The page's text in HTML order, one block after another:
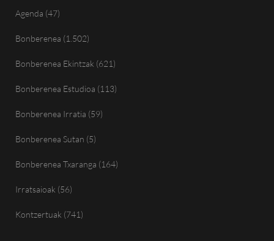
Agenda (47)
Bonberenea (1.502)
Bonberenea Ekintzak (621)
Bonberenea Estudioa (113)
Bonberenea Irratia (59)
Bonberenea Sutan (5)
Bonberenea Txaranga (164)
Irratsaioak (56)
Kontzertuak (741)